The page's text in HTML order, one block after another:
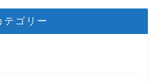
テゴリー